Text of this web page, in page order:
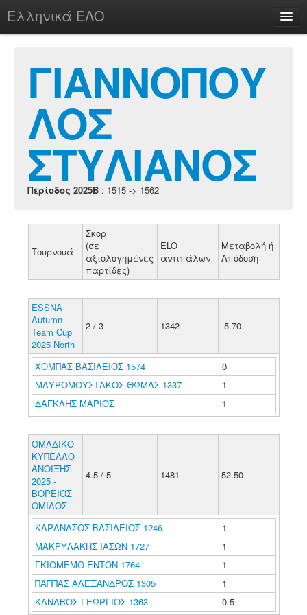
Ελληνικά ΕΛΟ
chesstu.be @ discord
Login
ΓΙΑΝΝΟΠΟΥ
ΛΟΣ
ΣΤΥΛΙΑΝΟΣ
Περίοδος 2025B : 1515 -> 1562
Τουρνουά
Σκορ
(σε
αξιολογημένες
παρτίδες)
ELO
αντιπάλων
Μεταβολή ή
Απόδοση
ESSNA
Autumn
Team Cup
2025 North
2 / 3 1342 -5.70
ΧΟΜΠΑΣ ΒΑΣΙΛΕΙΟΣ 1574
0
ΜΑΥΡΟΜΟΥΣΤΑΚΟΣ ΘΩΜΑΣ 1337
1
ΔΑΓΚΛΗΣ ΜΑΡΙΟΣ
1
ΟΜΑΔΙΚΟ
ΚΥΠΕΛΛΟ
ΑΝΟΙΞΗΣ
2025 -
ΒΟΡΕΙΟΣ
ΟΜΙΛΟΣ
4.5 / 5 1481 52.50
ΚΑΡΑΝΑΣΟΣ ΒΑΣΙΛΕΙΟΣ 1246
1
ΜΑΚΡΥΛΑΚΗΣ ΙΑΣΩΝ 1727
1
ΓΚΙΟΜΕΜΟ ΕΝΤΟΝ 1764
1
ΠΑΠΠΑΣ ΑΛΕΞΑΝΔΡΟΣ 1305
1
ΚΑΝΑΒΟΣ ΓΕΩΡΓΙΟΣ 1363
0.5